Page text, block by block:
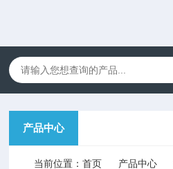
产品中心
当前位置：首页 产品中心